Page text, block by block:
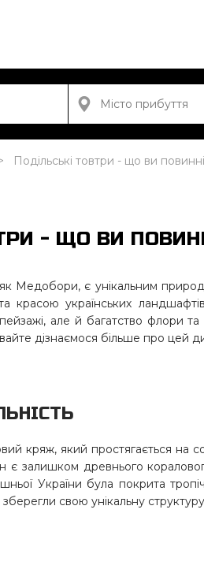
Подільські товтри - що ви
- ЩО ВИ
як Медобори, є унікальним
та красою українських
але й багатство флори
дізнаємося більше про цей
кряж, який простягається на
є залишком древнього
України була покрита
зберегли свою унікальну